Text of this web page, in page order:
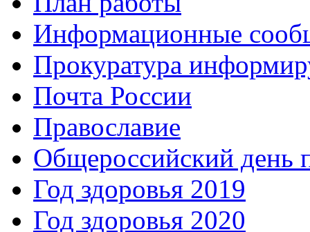
Информационные
Прокуратура
Почта России
Православие
Общероссийский день
Год здоровья 2019
Год здоровья 2020